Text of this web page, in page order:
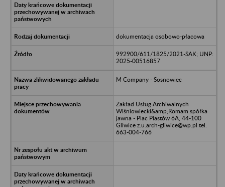
dokumentacja osobowo-płacowa
992900/611/1825/2021-SAK; UNP:
2025-00516857
M Company - Sosnowiec
Zakład Usług Archiwalnych
Wiśniowiecki&amp;Romam spółka
jawna - Plac Piastów 6A, 44-100
Gliwice z.u.arch-gliwice@wp.pl tel.
663-004-766